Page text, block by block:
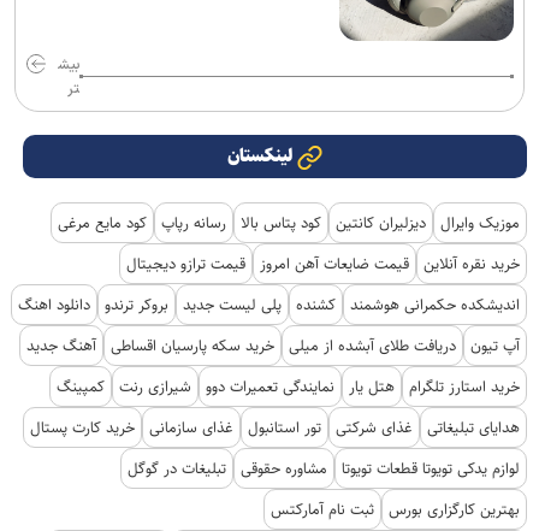
بیش
تر
لینکستان
موزیک وایرال دیزلیران کانتین کود پتاس بالا رسانه رپاپ کود مایع مرغی
خرید نقره آنلاین قیمت ضایعات آهن امروز
قیمت ترازو دیجیتال
اندیشکده حکمرانی هوشمند کشنده پلی لیست جدید بروکر ترندو دانلود اهنگ
آپ تیون دریافت طلای آبشده از میلی خرید سکه پارسیان اقساطی آهنگ جدید
خرید استارز تلگرام هتل یار نمایندگی تعمیرات دوو شیرازی رنت کمپینگ
هدایای تبلیغاتی
غذای شرکتی تور استانبول غذای سازمانی خرید کارت پستال
لوازم یدکی تویوتا قطعات تویوتا
مشاوره حقوقی تبلیغات در گوگل
بهترین کارگزاری بورس ثبت نام آمارکتس